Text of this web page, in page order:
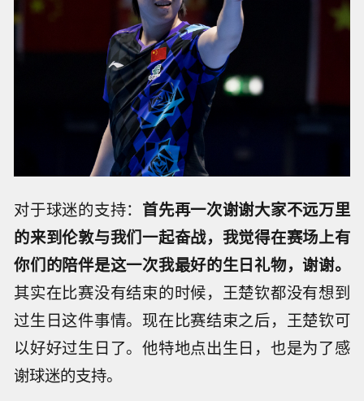
对于球迷的支持： 首先再一次谢谢大家不远万里
的来到伦敦与我们一起奋战，我觉得在赛场上有
你们的陪伴是这一次我最好的生日礼物，谢谢。
其实在比赛没有结束的时候，王楚钦都没有想到
过生日这件事情。现在比赛结束之后，王楚钦可
以好好过生日了。他特地点出生日，也是为了感
谢球迷的支持。